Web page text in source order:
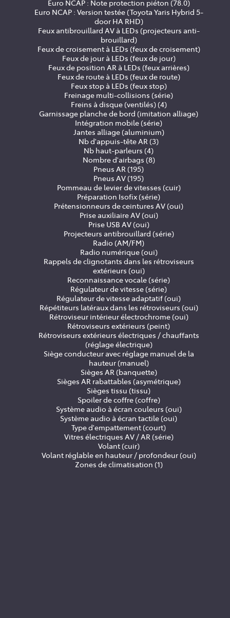
Euro NCAP : Note protection piéton (78.0)
Euro NCAP : Version testée (Toyota Yaris Hybrid 5-
door HA RHD)
Feux antibrouillard AV à LEDs (projecteurs anti-
brouillard)
Feux de croisement à LEDs (feux de croisement)
Feux de jour à LEDs (feux de jour)
Feux de position AR à LEDs (feux arrières)
Feux de route à LEDs (feux de route)
Feux stop à LEDs (feux stop)
Freinage multi-collisions (série)
Freins à disque (ventilés) (4)
Garnissage planche de bord (imitation alliage)
Intégration mobile (série)
Jantes alliage (aluminium)
Nb d'appuis-tête AR (3)
Nb haut-parleurs (4)
Nombre d'airbags (8)
Pneus AR (195)
Pneus AV (195)
Pommeau de levier de vitesses (cuir)
Préparation Isofix (série)
Prétensionneurs de ceintures AV (oui)
Prise auxiliaire AV (oui)
Prise USB AV (oui)
Projecteurs antibrouillard (série)
Radio (AM/FM)
Radio numérique (oui)
Rappels de clignotants dans les rétroviseurs
extérieurs (oui)
Reconnaissance vocale (série)
Régulateur de vitesse (série)
Régulateur de vitesse adaptatif (oui)
Répétiteurs latéraux dans les rétroviseurs (oui)
Rétroviseur intérieur électrochrome (oui)
Rétroviseurs extérieurs (peint)
Rétroviseurs extérieurs électriques / chauffants
(réglage électrique)
Siège conducteur avec réglage manuel de la
hauteur (manuel)
Sièges AR (banquette)
Sièges AR rabattables (asymétrique)
Sièges tissu (tissu)
Spoiler de coffre (coffre)
Système audio à écran couleurs (oui)
Système audio à écran tactile (oui)
Type d'empattement (court)
Vitres électriques AV / AR (série)
Volant (cuir)
Volant réglable en hauteur / profondeur (oui)
Zones de climatisation (1)